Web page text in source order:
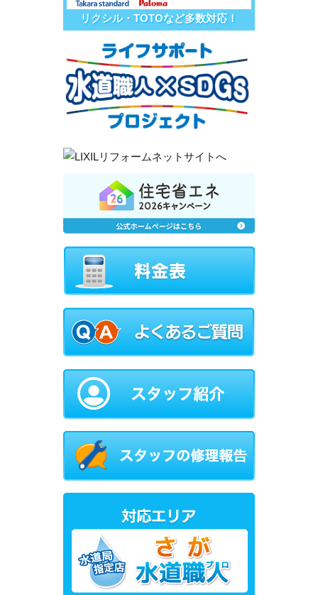
リクシル・TOTOなど多数対応！